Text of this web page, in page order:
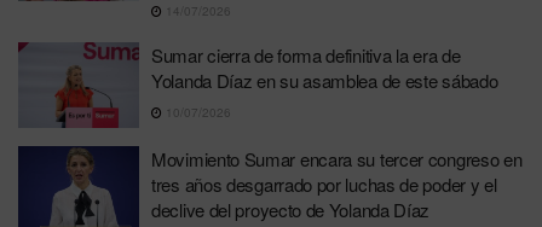
14/07/2026
Sumar cierra de forma definitiva la era de
Yolanda Díaz en su asamblea de este sábado
10/07/2026
Movimiento Sumar encara su tercer congreso en
tres años desgarrado por luchas de poder y el
declive del proyecto de Yolanda Díaz